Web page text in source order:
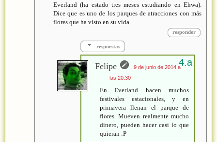
Everland (ha estado tres meses estudiando en Ehwa).
Dice que es uno de los parques de atracciones con más
flores que ha visto en su vida.
responder
respuestas
Felipe
9 de junio de 2014 a
las 20:30
En Everland hacen muchos
festivales estacionales, y en
primavera llenan el parque de
flores. Mueven realmente mucho
dinero, pueden hacer casi lo que
quieran :P